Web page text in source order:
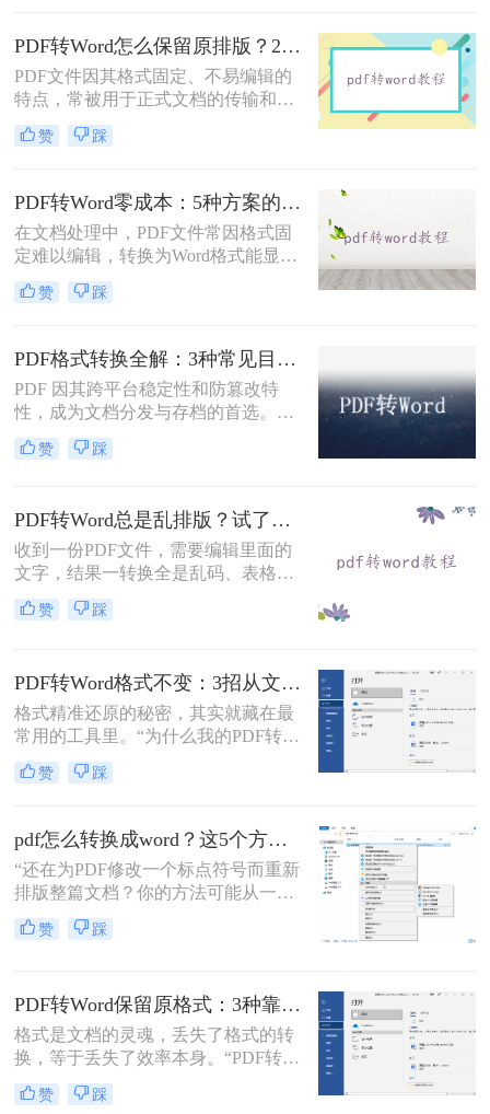
现PDF到Word的转换。
PDF转Word怎么保留原排版？2种方法对比：Adobe Acrobat DC与专业转换软件实测
PDF文件因其格式固定、不易编辑的
特点，常被用于正式文档的传输和存
档。然而，当我们需要编辑PDF内容
时，将其转换为Word文档是常见需
乱，影响使用体验。那么pdf转word怎
么保留原排版呢？本文将介绍两种方
法，帮助你在PDF转Word时尽可能保
留原排版。
赞 踩
PDF转Word零成本：5种方案的成本、速度、精度对比！
在文档处理中，PDF文件常因格式固
定难以编辑，转换为Word格式能显著
提升工作效率。然而，市面上许多转
换工具需付费或存在隐私风险，那么
5种完全免费的解决方案。所有方法
均基于官方或开源平台，确保零成
本、无广告、无数据泄露。无需任何
付费，即可实现高质量转换，告别格
式错乱与隐私担忧！
赞 踩
PDF格式转换全解：3种常见目标格式及对应操作方法！
PDF 因其跨平台稳定性和防篡改特
性，成为文档分发与存档的首选。但
当需要编辑内容、调整格式或提取文
本时，将其转换为可编辑的 Word 文
流转换途径。
赞 踩
PDF转Word总是乱排版？试了好几个办法，这几个真的能用！
收到一份PDF文件，需要编辑里面的
文字，结果一转换全是乱码、表格错
位、图片跑偏——这种糟心事估计不
少人都遇到过。其实pdf怎么转换成
的PDF是什么类型、要转几个文件、
对排版要求高不高。本文就按不同场
景，把我自己实际用过、觉得靠谱的
转、批量处理、以及对排版要求高时
了。
赞 踩
PDF转Word格式不变：3招从文件选择到输出设置全流程！
格式精准还原的秘密，其实就藏在最
常用的工具里。“为什么我的PDF转成
Word后，格式全乱了？”——这是小
编在后台收到最多的问题之一。相信
疼：一份精心排版的报告、合同或方
案，转换后却面目全非，表格错位、
字体变异、版面混乱，不得不花费大
量时间重新调整。
赞 踩
pdf怎么转换成word？这5个方法亲测有效，职场人必备技能！
“还在为PDF修改一个标点符号而重新
排版整篇文档？你的方法可能从一开
始就错了。”作为一名深耕电脑办公
软件领域多年的测评博主，小编每天
赞 踩
PDF转Word保留原格式：3种靠谱方法的关键参数配置！
格式是文档的灵魂，丢失了格式的转
换，等于丢失了效率本身。“PDF转完
Word，排版全乱了，还不如自己重打
一遍！”这是小编在后台收到最多的
赞 踩